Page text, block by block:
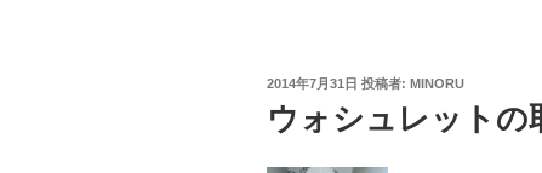
投
日:
2014年7月31日 投稿者: MINORU
ウォシュレットの